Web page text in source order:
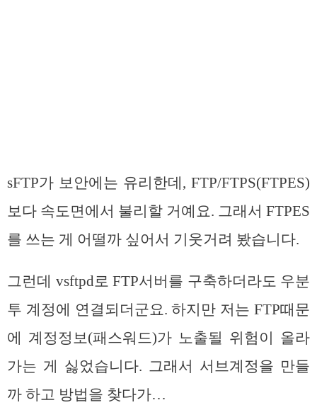
sFTP가 보안에는 유리한데, FTP/FTPS(FTPES)
보다 속도면에서 불리할 거예요. 그래서 FTPES
를 쓰는 게 어떨까 싶어서 기웃거려 봤습니다.
그런데 vsftpd로 FTP서버를 구축하더라도 우분
투 계정에 연결되더군요. 하지만 저는 FTP때문
에 계정정보(패스워드)가 노출될 위험이 올라
가는 게 싫었습니다. 그래서 서브계정을 만들
까 하고 방법을 찾다가…